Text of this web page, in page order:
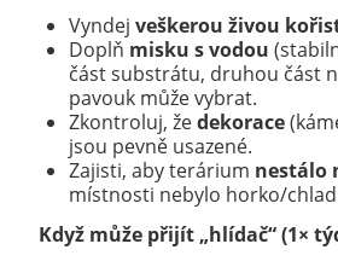
Vyndej veškerou živou
Doplň misku s vodou
část substrátu, druhou část
pavouk může vybrat.
Zkontroluj, žedekorace
jsou pevně usazené.
Zajisti, aby terárium nestálo
místnosti nebylo horko/
Když může přijít „hlídač“ (1×